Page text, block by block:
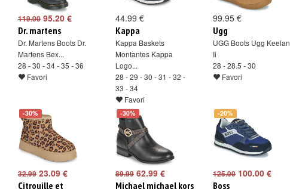
119.00 95.20 €
Dr. martens
Dr. Martens Boots Dr.
Martens Bex...
28 - 30 - 34 - 35 - 36
Favori
44.99 €
Kappa
Kappa Baskets
Montantes Kappa
Logo...
28 - 29 - 30 - 31 - 32 -
33 - 34
Favori
99.95 €
Ugg
UGG Boots Ugg Keelan
Ii
28 - 28.5 - 30
Favori
-30%
32.99 23.09 €
Citrouille et
-30%
89.99 62.99 €
Michael michael kors
-20%
125.00 100.00 €
Boss